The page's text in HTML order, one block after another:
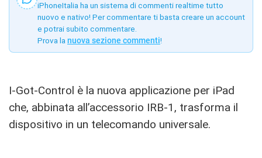
iPhoneItalia ha un sistema di commenti realtime tutto
nuovo e nativo! Per commentare ti basta creare un account
e potrai subito commentare.
Prova la nuova sezione commenti!
I-Got-Control è la nuova applicazione per iPad
che, abbinata all’accessorio IRB-1, trasforma il
dispositivo in un telecomando universale.